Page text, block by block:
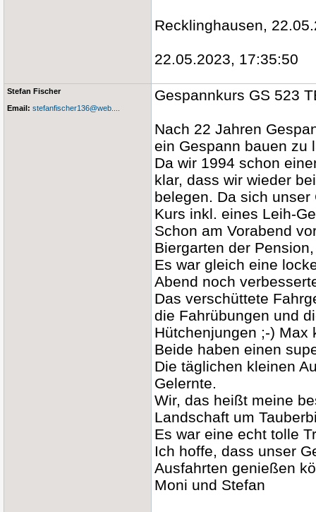
Recklinghausen,
22.05.2023, 17:35:50
Stefan Fischer
Email: stefanfischer136@web....
Gespannkurs GS 523
Nach 22 Jahren
ein Gespann bauen zu
Da wir 1994 schon
klar, dass wir wieder
belegen. Da sich
Kurs inkl. eines Leih-
Schon am Vorabend
Biergarten der
Es war gleich eine
Abend noch
Das verschüttete
die Fahrübungen und
Hütchenjungen ;-) Max
Beide haben einen
Die täglichen kleinen
Gelernte.
Wir, das heißt meine
Landschaft um
Es war eine echt tolle
Ich hoffe, dass unser
Ausfahrten genießen
Moni und Stefan